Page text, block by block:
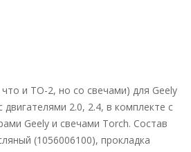
и ТО-2, но со свечами) для Geely
двигателями 2.0, 2.4, в комплекте с
Geely и свечами Torch. Состав
(1056006100), прокладка